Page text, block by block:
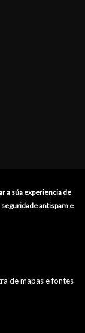
a súa experiencia de
antispam e
de mapas e fontes